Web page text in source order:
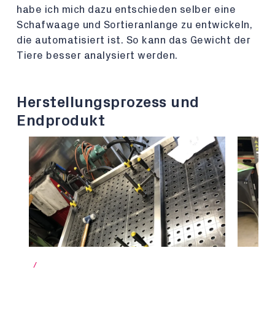
habe ich mich dazu entschieden selber eine
Schafwaage und Sortieranlange zu entwickeln,
die automatisiert ist. So kann das Gewicht der
Tiere besser analysiert werden.
Herstellungsprozess und
Endprodukt
/